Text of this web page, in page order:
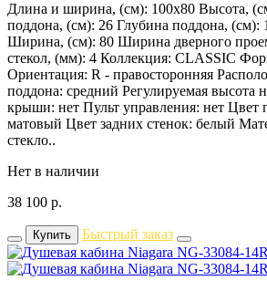
Длина и ширина, (см): 100x80 Высота,
поддона, (см): 26 Глубина поддона, (см):
Ширина, (см): 80 Ширина дверного
стекол, (мм): 4 Коллекция: CLASSIC
Ориентация: R - правосторонняя
поддона: средний Регулируемая высота
крыши: нет Пульт управления: нет Цвет
матовый Цвет задних стенок: белый
стекло..
Нет в наличии
38 100 р.
Купить Быстрый заказ